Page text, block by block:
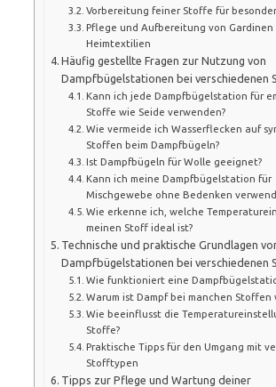
Vorbereitung feiner Stoffe für
Pflege und Aufbereitung von Gardinen
Heimtextilien
Häufig gestellte Fragen zur Nutzung von
Dampfbügelstationen bei verschiedenen
Kann ich jede Dampfbügelstation für
Stoffe wie Seide verwenden?
Wie vermeide ich Wasserflecken auf
Stoffen beim Dampfbügeln?
Ist Dampfbügeln für Wolle geeignet?
Kann ich meine Dampfbügelstation für
Mischgewebe ohne Bedenken
Wie erkenne ich, welche
meinen Stoff ideal ist?
Technische und praktische Grundlagen
Dampfbügelstationen bei verschiedenen
Wie funktioniert eine
Warum ist Dampf bei manchen Stoffen
Wie beeinflusst die
Stoffe?
Praktische Tipps für den Umgang mit
Stofftypen
Tipps zur Pflege und Wartung deiner